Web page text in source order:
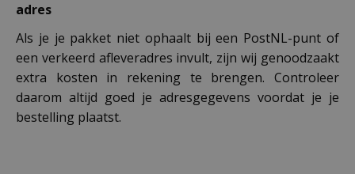
adres
Als je je pakket niet ophaalt bij een PostNL-punt of
een verkeerd afleveradres invult, zijn wij genoodzaakt
extra kosten in rekening te brengen. Controleer
daarom altijd goed je adresgegevens voordat je je
bestelling plaatst.